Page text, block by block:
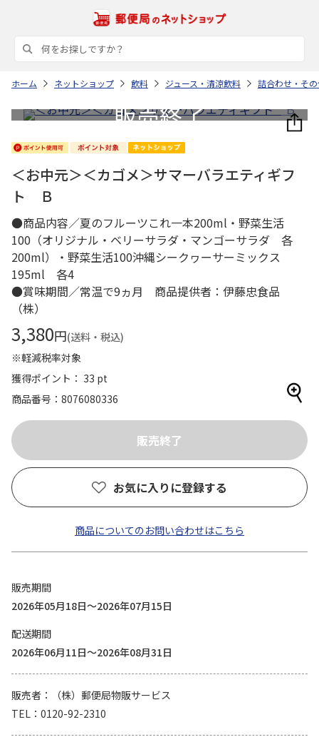
ホーム ネットショップ 飲料 ジュース・清涼飲料 詰合わせ・そ
＜お中元＞＜カゴメ＞サマーバラエティギフ
ト Ｂ
●商品内容／夏のフルーツこれ一本200ml・野菜生活
100（オリジナル・ベリーサラダ・マンゴーサラダ 各
200ml）・野菜生活100沖縄シークヮーサーミックス
195ml 各4
●賞味期間／常温で9ヵ月 商品提供者：伊藤忠食品
（株）
3,380円(送料・税込)
※軽減税率対象
獲得ポイント： 33 pt
商品番号
8076080336
お気に入りに登録する
商品についてのお問い合わせはこちら
販売期間
2026年05月18日～2026年07月15日
配送期間
2026年06月11日～2026年08月31日
販売者
（株）郵便局物販サービス
TEL
0120-92-2310